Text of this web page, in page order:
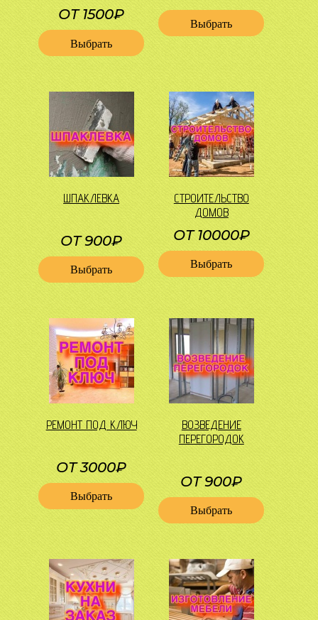
ОТ 1500₽
Выбрать
Выбрать
ШПАКЛЕВКА
ОТ 900₽
Выбрать
СТРОИТЕЛЬСТВО
ДОМОВ
ОТ 10000₽
Выбрать
РЕМОНТ ПОД КЛЮЧ
ОТ 3000₽
Выбрать
ВОЗВЕДЕНИЕ
ПЕРЕГОРОДОК
ОТ 900₽
Выбрать